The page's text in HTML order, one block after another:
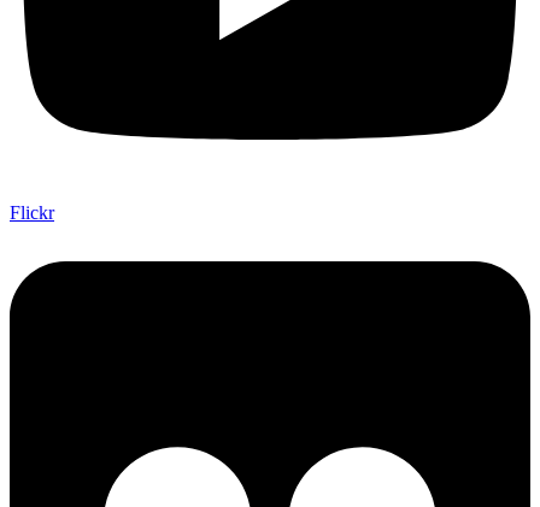
Flickr